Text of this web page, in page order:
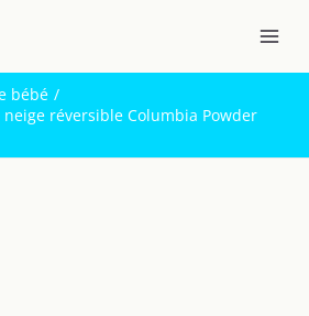
bébé
réversible Columbia Powder